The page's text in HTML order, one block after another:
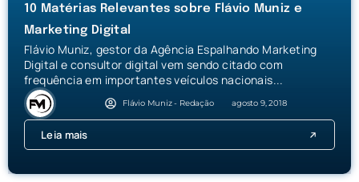
10 Matérias Relevantes sobre Flávio Muniz e
Marketing Digital
Flávio Muniz, gestor da Agência Espalhando Marketing
Digital e consultor digital vem sendo citado com
frequência em importantes veículos nacionais...
Flávio Muniz - Redação agosto 9, 2018
Leia mais